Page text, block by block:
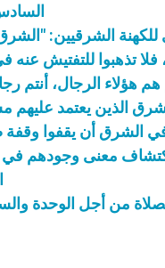
للكهنة الشرقيين:
فلا تذهبوا للتفتيش عنه
هم هؤلاء الرجال، أنتم
الشرق أن يقفوا وقفة
معنى وجودهم
من أجل الوحدة